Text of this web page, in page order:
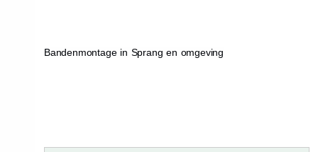
Bandenmontage in Sprang en omgeving